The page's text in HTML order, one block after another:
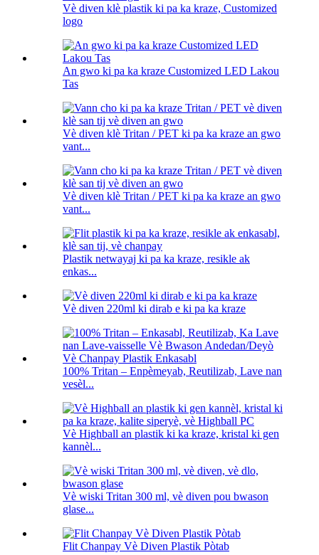
Vè diven klè plastik ki pa ka kraze, Customized
logo
An gwo ki pa ka kraze Customized LED Lakou
Tas
Vè diven klè Tritan / PET ki pa ka kraze an gwo
vant...
Vè diven klè Tritan / PET ki pa ka kraze an gwo
vant...
Plastik netwayaj ki pa ka kraze, resikle ak
enkas...
Vè diven 220ml ki dirab e ki pa ka kraze
100% Tritan – Enpèmeyab, Reutilizab, Lave nan
vesèl...
Vè Highball an plastik ki ka kraze, kristal ki gen
kannèl...
Vè wiski Tritan 300 ml, vè diven pou bwason
glase...
Flit Chanpay Vè Diven Plastik Pòtab